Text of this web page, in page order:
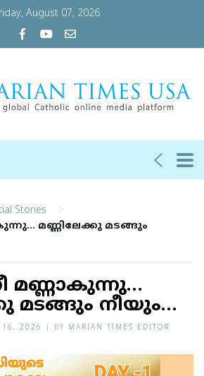
August 07, 2026
Stories >
മണ്ണിലേക്കു മടങ്ങും
മണ്ണാകുന്നു…
മടങ്ങും നീയും…
16, 2026 BY MARIAN TIMES EDITOR